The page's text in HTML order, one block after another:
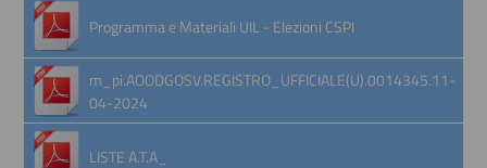
Programma e Materiali UIL - Elezioni CSPI
m_pi.AOODGOSV.REGISTRO_UFFICIALE(U).0014345.11-
04-2024
LISTE A.T.A_